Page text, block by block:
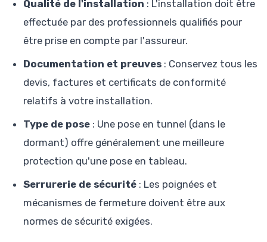
Qualité de l'installation : L'installation doit être
effectuée par des professionnels qualifiés pour
être prise en compte par l'assureur.
Documentation et preuves : Conservez tous les
devis, factures et certificats de conformité
relatifs à votre installation.
Type de pose : Une pose en tunnel (dans le
dormant) offre généralement une meilleure
protection qu'une pose en tableau.
Serrurerie de sécurité : Les poignées et
mécanismes de fermeture doivent être aux
normes de sécurité exigées.